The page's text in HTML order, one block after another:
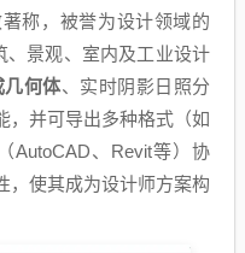
称，被誉为设计领域的
、景观、室内及工业设计
几何体、实时阴影日照分
，并可导出多种格式（如
AutoCAD、Revit等）协
，使其成为设计师方案构